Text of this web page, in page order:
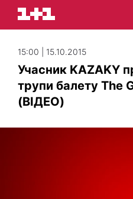
15:00 | 15.10.2015
Учасник KAZAKY
трупи балету The
(ВІДЕО)